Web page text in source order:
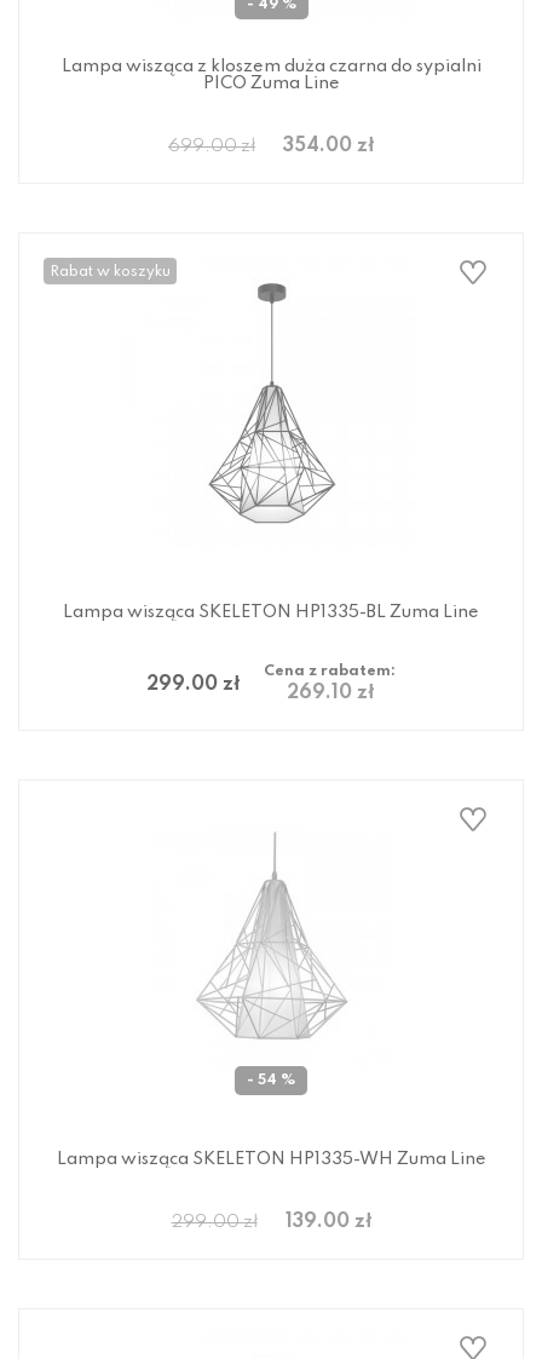
- 49 %
Lampa wisząca z kloszem duża czarna do sypialni
PICO Zuma Line
699.00 zł 354.00 zł
Rabat w koszyku
Lampa wisząca SKELETON HP1335-BL Zuma Line
299.00 zł
Cena z rabatem:
269.10 zł
- 54 %
Lampa wisząca SKELETON HP1335-WH Zuma Line
299.00 zł 139.00 zł